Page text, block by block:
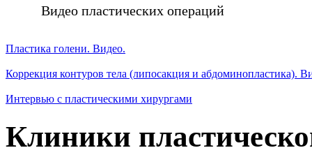
Видео пластических операций
Пластика голени. Видео.
Коррекция контуров тела (липосакция и абдоминопластика).
Интервью с пластическими хирургами
Клиники